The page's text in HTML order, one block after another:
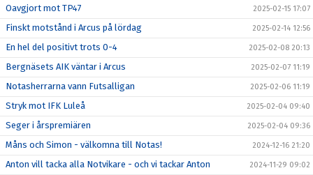
Oavgjort mot TP47 2025-02-15 17:07
Finskt motstånd i Arcus på lördag 2025-02-14 12:56
En hel del positivt trots 0-4 2025-02-08 20:13
Bergnäsets AIK väntar i Arcus 2025-02-07 11:19
Notasherrarna vann Futsalligan 2025-02-06 11:19
Stryk mot IFK Luleå 2025-02-04 09:40
Seger i årspremiären 2025-02-04 09:36
Måns och Simon - välkomna till Notas! 2024-12-16 21:20
Anton vill tacka alla Notvikare - och vi tackar Anton 2024-11-29 09:02